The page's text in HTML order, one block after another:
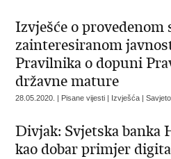
Izvješće o provedenom
zainteresiranom
Pravilnika o dopuni
državne mature
28.05.2020. | Pisane vijesti | Izvješća |
Divjak: Svjetska
kao dobar primjer